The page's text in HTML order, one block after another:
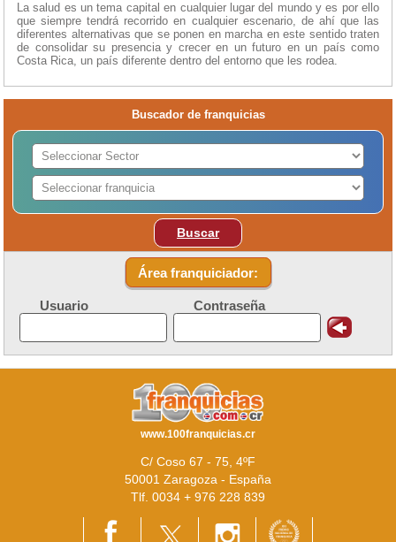
La salud es un tema capital en cualquier lugar del mundo y es por ello
que siempre tendrá recorrido en cualquier escenario, de ahí que las
diferentes alternativas que se ponen en marcha en este sentido traten
de consolidar su presencia y crecer en un futuro en un país como
Costa Rica, un país diferente dentro del entorno que les rodea.
Buscador de franquicias
Buscar
Área franquiciador:
Usuario Contraseña
www.100franquicias.cr
C/ Coso 67 - 75, 4ºF
50001 Zaragoza - España
Tlf. 0034 + 976 228 839